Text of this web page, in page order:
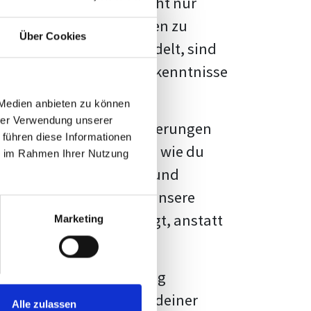
Über Cookies
anbieten zu können
Verwendung unserer
diese Informationen
Rahmen Ihrer Nutzung
Marketing
Alle zulassen
Fakten und Quellen zu
handelt, sind
und Erkenntnisse
vor diesen Herausforderungen
kannst, sondern auch, wie du
Formatierung und
Erwartungen, und unsere
Vorlage zeigt, anstatt
große Herausforderung
wird die Formatierung deiner